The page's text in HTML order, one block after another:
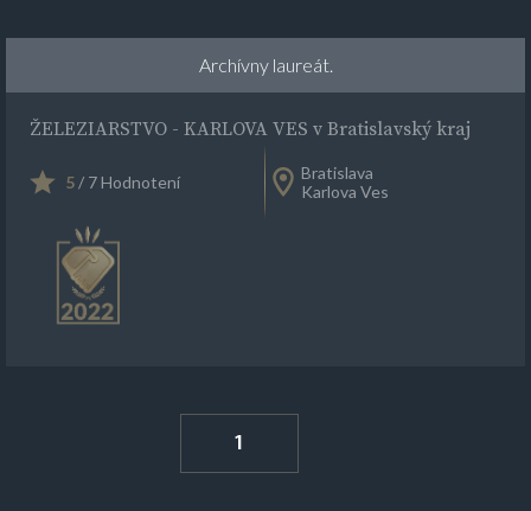
Archívny laureát.
ŽELEZIARSTVO - KARLOVA VES v Bratislavský kraj
5/ 7 Hodnotení
Bratislava
Karlova Ves
1